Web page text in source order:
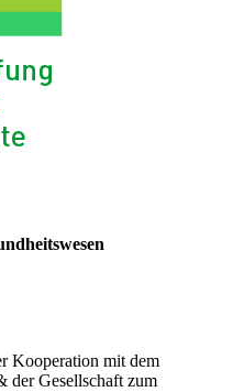
Kooperation mit dem
der Gesellschaft zum